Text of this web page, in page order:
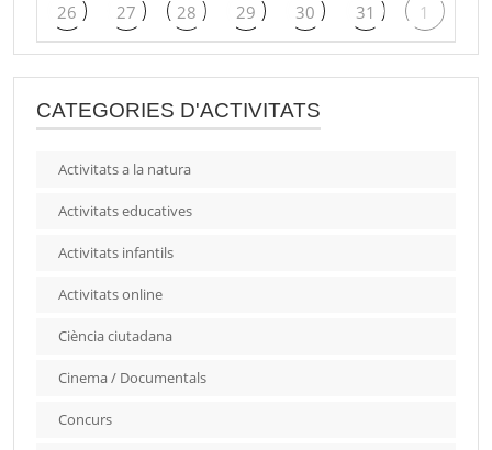
26 27 28 29 30 31 1
CATEGORIES D'ACTIVITATS
Activitats a la natura
Activitats educatives
Activitats infantils
Activitats online
Ciència ciutadana
Cinema / Documentals
Concurs